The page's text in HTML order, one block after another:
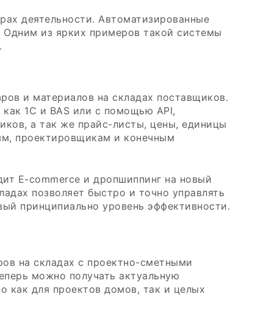
деятельности. Автоматизированные
из ярких примеров такой системы
и материалов на складах поставщиков.
1С и BAS или с помощью АРІ,
а так же прайс-листы, цены, единицы
проектировщикам и конечным
E-commerce и дропшиппинг на новый
позволяет быстро и точно управлять
принципиально уровень эффективности.
на складах с проектно-сметными
можно получать актуальную
как для проектов домов, так и целых